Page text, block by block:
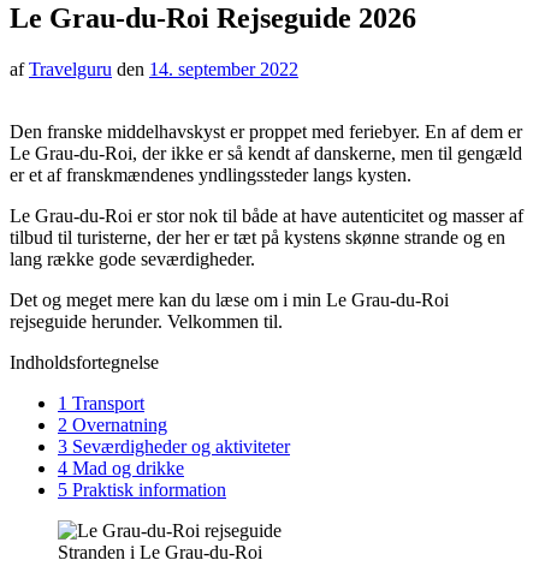
Le Grau-du-Roi Rejseguide 2026
afTravelguru den 14. september 2022
Den franske middelhavskyst er proppet med feriebyer. En af dem er
Le Grau-du-Roi, der ikke er så kendt af danskerne, men til gengæld
er et af franskmændenes yndlingssteder langs kysten.
Le Grau-du-Roi er stor nok til både at have autenticitet og masser af
tilbud til turisterne, der her er tæt på kystens skønne strande og en
lang række gode seværdigheder.
Det og meget mere kan du læse om i min Le Grau-du-Roi
rejseguide herunder. Velkommen til.
Indholdsfortegnelse
1 Transport
2 Overnatning
3 Seværdigheder og aktiviteter
4 Mad og drikke
5 Praktisk information
Stranden i Le Grau-du-Roi